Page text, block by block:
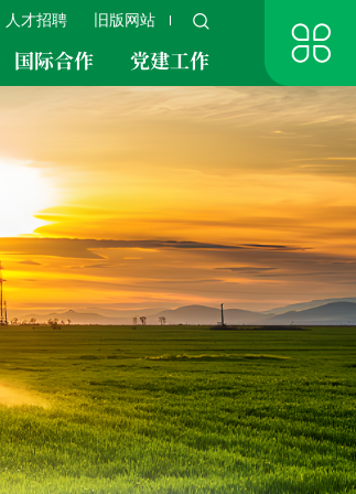
人才招聘 旧版网站
国际合作 党建工作